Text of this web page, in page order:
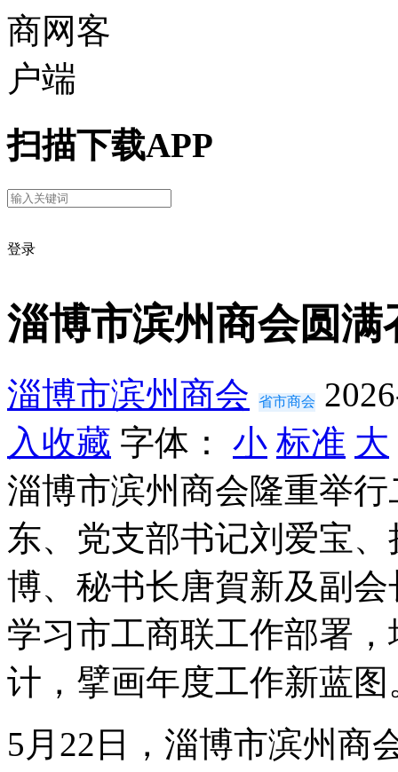
扫描下载APP
登录
淄博市滨州商会圆
淄博市滨州商会 省市商会
入收藏 字体： 小 标准 大
淄博市滨州商会隆重举
东、党支部书记刘爱宝
博、秘书长唐賀新及副
学习市工商联工作部署
计，擘画年度工作新蓝
5月22日，淄博市滨州商